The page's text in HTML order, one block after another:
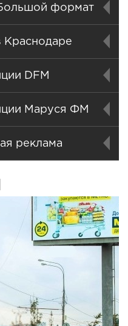
формат
DFM
Маруся ФМ
реклама